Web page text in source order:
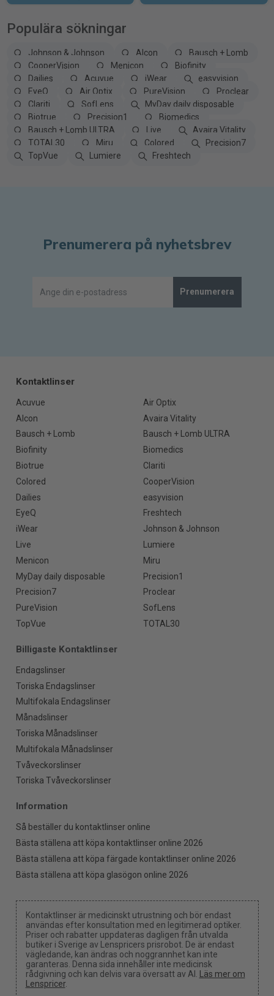
Populära sökningar
Johnson & Johnson Alcon
Bausch + Lomb
CooperVision
Menicon
Biofinity
Dailies
Acuvue iWear
easyvision
EyeQ
Air Optix PureVision
Proclear
Clariti
SofLens
MyDay daily disposable
Biotrue
Precision1
Biomedics
Bausch + Lomb ULTRA
Live
Avaira Vitality
TOTAL30
Miru Colored
Precision7
TopVue
Lumiere Freshtech
Prenumerera på nyhetsbrev
Prenumerera
Kontaktlinser
Acuvue
Air Optix
Alcon
Avaira Vitality
Bausch + Lomb
Bausch + Lomb ULTRA
Biofinity
Biomedics
Biotrue
Clariti
Colored
CooperVision
Dailies
easyvision
EyeQ
Freshtech
iWear
Johnson & Johnson
Live
Lumiere
Menicon
Miru
MyDay daily disposable
Precision1
Precision7
Proclear
PureVision
SofLens
TopVue
TOTAL30
Billigaste Kontaktlinser
Endagslinser
Toriska Endagslinser
Multifokala Endagslinser
Månadslinser
Toriska Månadslinser
Multifokala Månadslinser
Tvåveckorslinser
Toriska Tvåveckorslinser
Information
Så beställer du kontaktlinser online
Bästa ställena att köpa kontaktlinser online 2026
Bästa ställena att köpa färgade kontaktlinser online 2026
Bästa ställena att köpa glasögon online 2026
Kontaktlinser är medicinskt utrustning och bör endast
användas efter konsultation med en legitimerad optiker.
Priser och rabatter uppdateras dagligen från utvalda
butiker i Sverige av Lenspricers prisrobot. De är endast
vägledande, kan ändras och noggrannhet kan inte
garanteras. Denna sida innehåller inte medicinsk
rådgivning och kan delvis vara översatt av AI. Läs mer om
Lenspricer.